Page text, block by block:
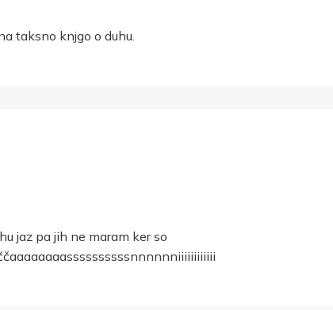
taksno knjgo o duhu.
jaz pa jih ne maram ker so